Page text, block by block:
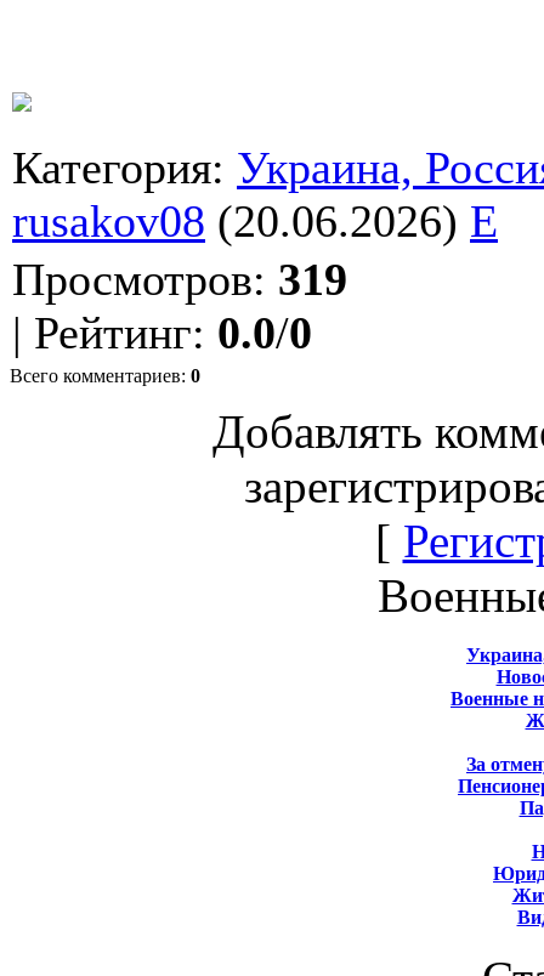
Категория: Украина,
rusakov08 (20.06.2026) E
Просмотров: 319
| Рейтинг: 0.0/0
Всего комментариев: 0
Добавлять
[
Военные
За